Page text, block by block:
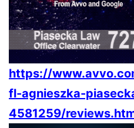
https://
fl-agnieszka-
4581259/